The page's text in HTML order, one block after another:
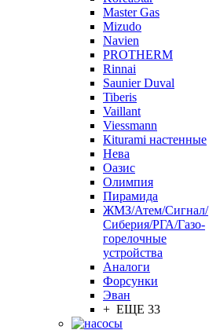
Master Gas
Mizudo
Navien
PROTHERM
Rinnai
Saunier Duval
Tiberis
Vaillant
Viessmann
Кiturami настенные
Нева
Оазис
Олимпия
Пирамида
ЖМЗ/Атем/Сигнал/
Сиберия/РГА/Газо-
горелочные
устройства
Aналоги
Форсунки
Эван
+ ЕЩЕ 33